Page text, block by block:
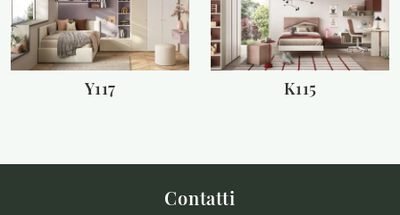
Y117 K115
Contatti